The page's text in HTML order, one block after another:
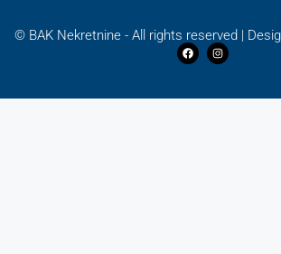
© BAK Nekretnine - All rights reserved |